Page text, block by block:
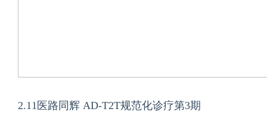
2.11医路同辉 AD-T2T规范化诊疗第3期